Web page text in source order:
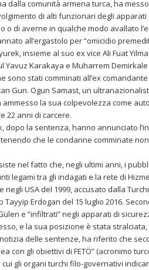
dalla comunità armena turca, ha
di alti funzionari degli
o di averne in qualche modo avallato
all’ergastolo per “omicidio
insieme al suo ex vice Ali Fuat
Yavuz Karakaya e Muharrem
sono stati comminati all’ex
Gun. Ogun Samast, un
ammesso la sua colpevolezza come
22 anni di carcere.
dopo la sentenza, hanno annunciato
che le condanne comminate
nel fatto che, negli ultimi anni, i
legami tra gli indagati e la rete di
USA del 1999, accusato dalla
Erdogan del 15 luglio 2016.
e “infiltrati” negli apparati di
e la sua posizione è stata
delle sentenze, ha riferito che
con gli obiettivi di FETÖ” (acronimo
gli organi turchi filo-governativi